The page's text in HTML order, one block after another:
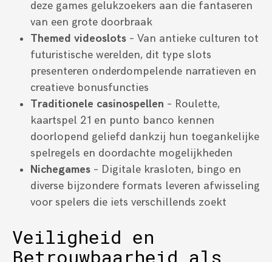
deze games gelukzoekers aan die fantaseren
van een grote doorbraak
Themed videoslots – Van antieke culturen tot
futuristische werelden, dit type slots
presenteren onderdompelende narratieven en
creatieve bonusfuncties
Traditionele casinospellen – Roulette,
kaartspel 21 en punto banco kennen
doorlopend geliefd dankzij hun toegankelijke
spelregels en doordachte mogelijkheden
Nichegames – Digitale krasloten, bingo en
diverse bijzondere formats leveren afwisseling
voor spelers die iets verschillends zoekt
Veiligheid en
Betrouwbaarheid als